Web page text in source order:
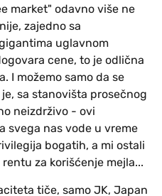
market" odavno više ne
zajedno sa
uglavnom
cene, to je odlična
I možemo samo da se
sa stanovišta prosečnog
neizdrživo - ovi
svega nas vode u vreme
bogatih, a mi ostali
za korišćenje mejla...
tiče, samo JK, Japan